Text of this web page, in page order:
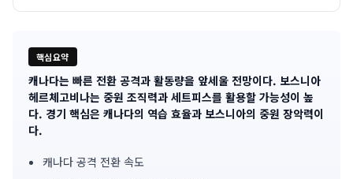
핵심요약
기
사
캐나다는 빠른 전환 공격과 활동량을 앞세울 전망이다. 보스니아
헤르체고비나는 중원 조직력과 세트피스를 활용할 가능성이 높
다. 경기 핵심은 캐나다의 역습 효율과 보스니아의 중원 장악력이
다.
캐나다 공격 전환 속도